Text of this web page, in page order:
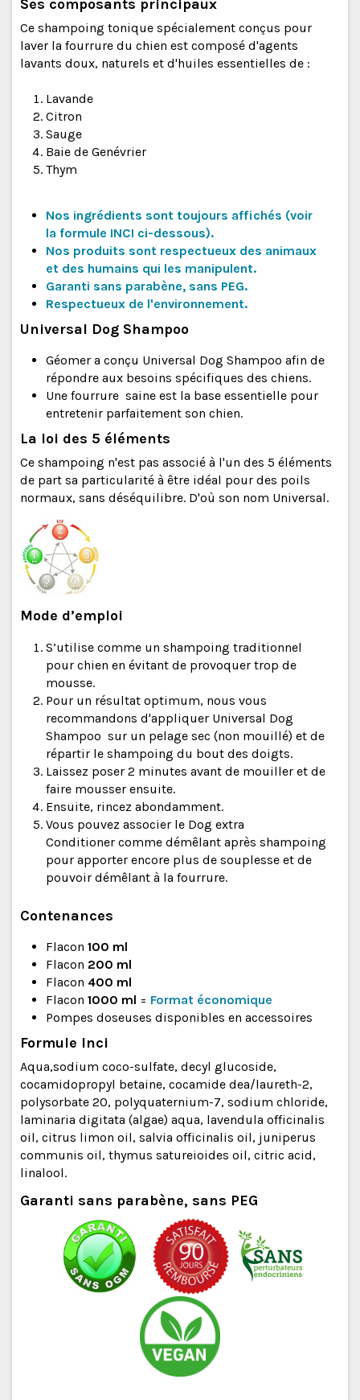
Ses composants principaux
Ce shampoing tonique spécialement conçus pour
laver la fourrure du chien est composé d'agents
lavants doux, naturels et d'huiles essentielles de :
Lavande
Citron
Sauge
Baie de Genévrier
Thym
Nos ingrédients sont toujours affichés (voir
la formule INCI ci-dessous).
Nos produits sont respectueux des animaux
et des humains qui les manipulent.
Garanti sans parabène, sans PEG.
Respectueux de l'environnement.
Universal Dog Shampoo
Géomer a conçu Universal Dog Shampoo afin de
répondre aux besoins spécifiques des chiens.
Une fourrure saine est la base essentielle pour
entretenir parfaitement son chien.
La loi des 5 éléments
Ce shampoing n'est pas associé à l'un des 5 éléments
de part sa particularité à être idéal pour des poils
normaux, sans déséquilibre. D'où son nom Universal.
Mode d’emploi
S’utilise comme un shampoing traditionnel
pour chien en évitant de provoquer trop de
mousse.
Pour un résultat optimum, nous vous
recommandons d'appliquer Universal Dog
Shampoo sur un pelage sec (non mouillé) et de
répartir le shampoing du bout des doigts.
Laissez poser 2 minutes avant de mouiller et de
faire mousser ensuite.
Ensuite, rincez abondamment.
Vous pouvez associer le Dog extra
Conditioner comme démêlant après shampoing
pour apporter encore plus de souplesse et de
pouvoir démêlant à la fourrure.
Contenances
Flacon 100 ml
Flacon 200 ml
Flacon 400 ml
Flacon 1000 ml = Format économique
Pompes doseuses disponibles en accessoires
Formule Inci
Aqua,sodium coco-sulfate, decyl glucoside,
cocamidopropyl betaine, cocamide dea/laureth-2,
polysorbate 20, polyquaternium-7, sodium chloride,
laminaria digitata (algae) aqua, lavendula officinalis
oil, citrus limon oil, salvia officinalis oil, juniperus
communis oil, thymus satureioides oil, citric acid,
linalool.
Garanti sans parabène, sans PEG